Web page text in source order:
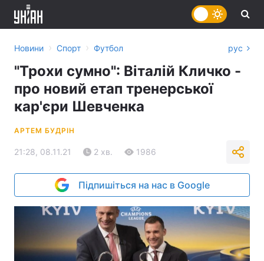
Новини › Спорт › Футбол рус
"Трохи сумно": Віталій Кличко -
про новий етап тренерської
кар'єри Шевченка
АРТЕМ БУДРІН
21:28, 08.11.21 2 хв. 1986
Підпишіться на нас в Google